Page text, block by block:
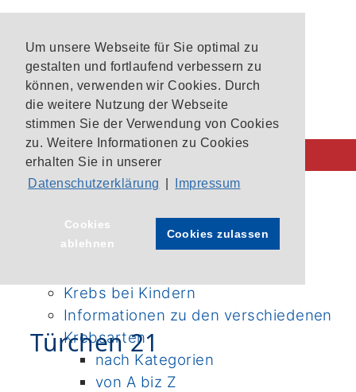
Um unsere Webseite für Sie optimal zu
gestalten und fortlaufend verbessern zu
können, verwenden wir Cookies. Durch
die weitere Nutzung der Webseite
stimmen Sie der Verwendung von Cookies
zu. Weitere Informationen zu Cookies
erhalten Sie in unserer
Datenschutzerklärung
Impressum
Cookies
ablehnen
Cookies zulassen
CIO-Patientenlotsen
Unsere Krebszentren
Krebs bei Kindern
Informationen zu den verschiedenen
Krebsarten
nach Kategorien
von A biz Z
Startseite Aktuelles
Adventskalender›Aktuelles›
Türchen 21